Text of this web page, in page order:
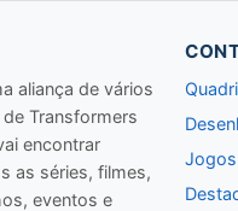
aliança de vários
Transformers
encontrar
as séries, filmes,
eventos e
Jogos